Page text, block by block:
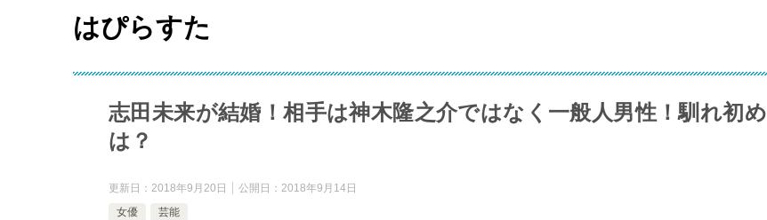
はぴらすた
志田未来が結婚！相手は神木隆之介ではなく一般人男性！馴れ初め
は？
更新日： 2018年9月20日 公開日： 2018年9月14日
女優
芸能